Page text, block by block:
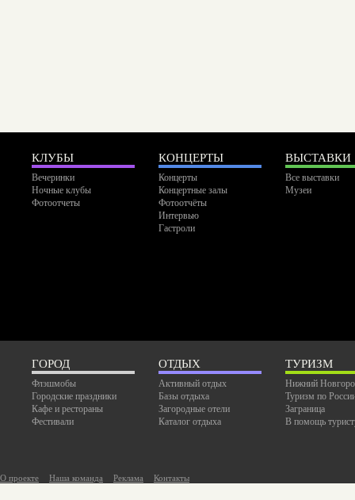
КЛУБЫ
Вечеринки
Ночные клубы
Фотоотчеты
КОНЦЕРТЫ
Концерты
Концертные залы
Фотоотчёты
Интервью
Гастроли
ВЫСТАВКИ
Все выставки
Музеи
ГОРОД
Флэшмобы
Городские праздники
Кафе и рестораны
Фестивали
ОТДЫХ
Активный отдых
Базы отдыха
Загородные отели
Каталог отдыха
ТУРИЗМ
Нижний
Туризм по
Заграница
В помощь
О проекте Наша команда Реклама Контакты